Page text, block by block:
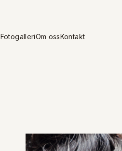
FotogalleriOm ossKontakt